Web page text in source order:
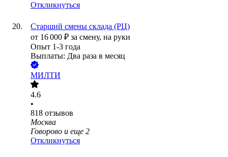
Откликнуться
Старший смены склада (РЦ)
от 16 000 ₽ за смену, на руки
Опыт 1-3 года
Выплаты: Два раза в месяц
МИЛТИ
4.6
•
818 отзывов
Москва
Говорово и еще 2
Откликнуться